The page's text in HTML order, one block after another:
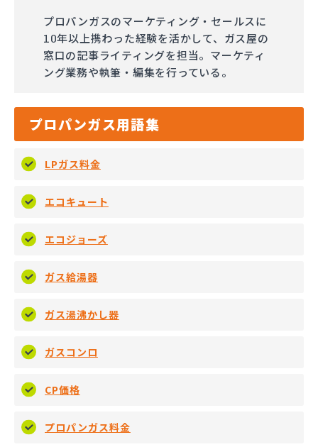
プロパンガスのマーケティング・セールスに
10年以上携わった経験を活かして、ガス屋の
窓口の記事ライティングを担当。マーケティ
ング業務や執筆・編集を行っている。
プロパンガス用語集
LPガス料金
エコキュート
エコジョーズ
ガス給湯器
ガス湯沸かし器
ガスコンロ
CP価格
プロパンガス料金